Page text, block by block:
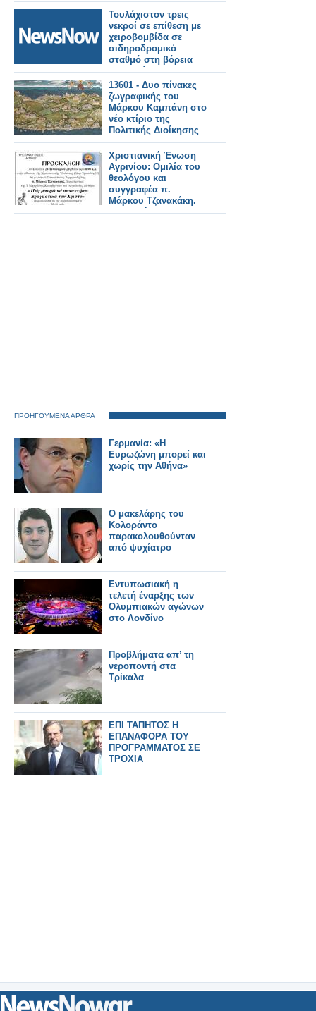
Τουλάχιστον τρεις
νεκροί σε επίθεση με
χειροβομβίδα σε
σιδηροδρομικό
σταθμό στη βόρεια
Ουκρανία
13601 - Δυο πίνακες
ζωγραφικής του
Μάρκου Καμπάνη στο
νέο κτίριο της
Πολιτικής Διοίκησης
του Αγίου Όρους.
Χριστιανική Ένωση
Αγρινίου: Ομιλία του
θεολόγου και
συγγραφέα π.
Μάρκου Τζανακάκη.
-Κυριακή 26
ΠΡΟΗΓΟΥΜΕΝΑ ΑΡΘΡΑ
Γερμανία: «Η
Ευρωζώνη μπορεί και
χωρίς την Αθήνα»
Ο μακελάρης του
Κολοράντο
παρακολουθούνταν
από ψυχίατρο
Εντυπωσιακή η
τελετή έναρξης των
Ολυμπιακών αγώνων
στο Λονδίνο
Προβλήματα απ’ τη
νεροποντή στα
Τρίκαλα
ΕΠΙ ΤΑΠΗΤΟΣ Η
ΕΠΑΝΑΦΟΡΑ ΤΟΥ
ΠΡΟΓΡΑΜΜΑΤΟΣ ΣΕ
ΤΡΟΧΙΑ